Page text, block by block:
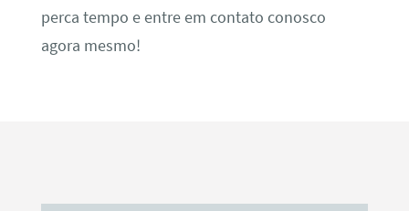
perca tempo e entre em contato conosco
agora mesmo!